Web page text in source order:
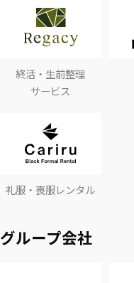
終活・生前整理
サービス
礼服・喪服レンタル
グループ会社